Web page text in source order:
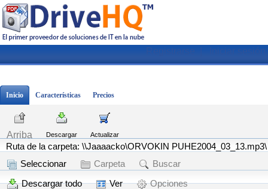
Registrarse Iniciar sesión
Inicio Características Precios
Arriba Descargar Actualizar
Ruta de la carpeta: \\Jaaaacko\ORVOKIN PUHE2004_03_13.mp3\
Seleccionar
Carpeta
Buscar
Descargar todo
Ver
Opciones